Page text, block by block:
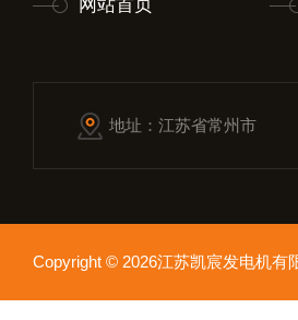
网站首页
地址：江苏省常州市
Copyright © 2026江苏凯宸发电机